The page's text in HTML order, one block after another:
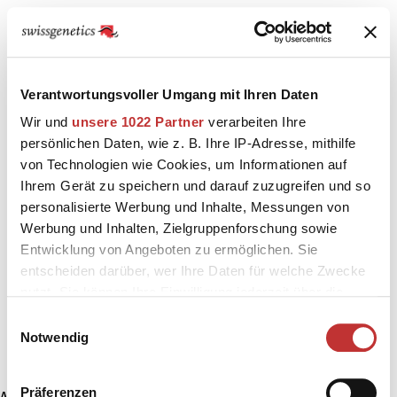
Verantwortungsvoller Umgang mit Ihren Daten
Wir und unsere 1022 Partner verarbeiten Ihre
persönlichen Daten, wie z. B. Ihre IP-Adresse, mithilfe
von Technologien wie Cookies, um Informationen auf
Ihrem Gerät zu speichern und darauf zuzugreifen und so
personalisierte Werbung und Inhalte, Messungen von
Werbung und Inhalten, Zielgruppenforschung sowie
Entwicklung von Angeboten zu ermöglichen. Sie
entscheiden darüber, wer Ihre Daten für welche Zwecke
Trigger Symbol ändern oder widerrufen
Notwendig
Präferenzen